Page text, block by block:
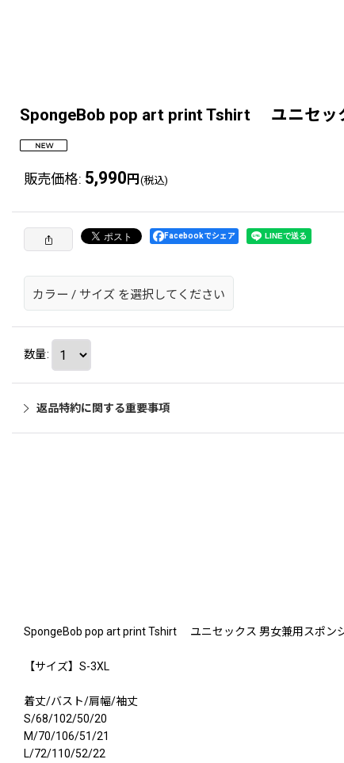
SpongeBob pop art print Tshirt ユニセッ
販売価格: 5,990 円 (税込)
Facebookでシェア
カラー / サイズ を選択してください
数量:
返品特約に関する重要事項
SpongeBob pop art print Tshirt ユニセックス 男女兼用スポン
【サイズ】S-3XL
着丈/バスト/肩幅/袖丈
S/68/102/50/20
M/70/106/51/21
L/72/110/52/22